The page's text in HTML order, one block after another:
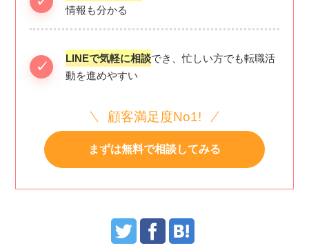
情報も分かる
LINEで気軽に相談でき、忙しい方でも転職活
動を進めやすい
顧客満足度No1!
まずは無料で相談してみる